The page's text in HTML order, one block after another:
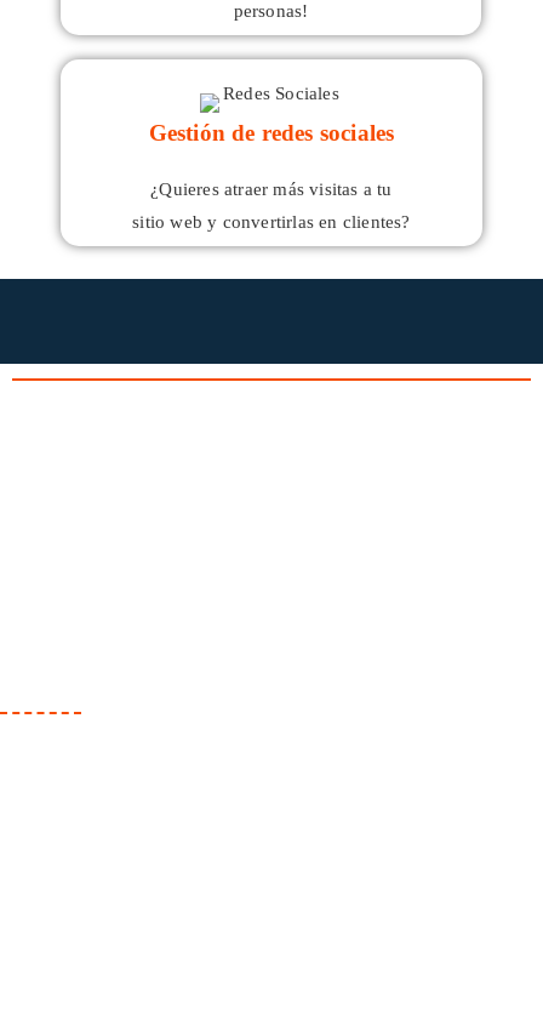
personas!
Gestión de redes sociales
¿Quieres atraer más visitas a tu
sitio web y convertirlas en clientes?